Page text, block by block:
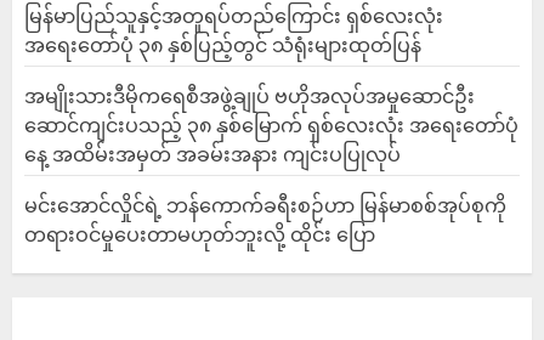
မြန်မာပြည်သူနှင့်အတူရပ်တည်ကြောင်း ရှစ်လေးလုံး
အရေးတော်ပုံ ၃၈ နှစ်ပြည့်တွင် သံရုံးများထုတ်ပြန်
အမျိုးသားဒီမိုကရေစီအဖွဲ့ချုပ် ဗဟိုအလုပ်အမှုဆောင်ဦး
ဆောင်ကျင်းပသည့် ၃၈ နှစ်မြောက် ရှစ်လေးလုံး အရေးတော်ပုံ
နေ့ အထိမ်းအမှတ် အခမ်းအနား ကျင်းပပြုလုပ်
မင်းအောင်လှိုင်ရဲ့ ဘန်ကောက်ခရီးစဉ်ဟာ မြန်မာစစ်အုပ်စုကို
တရားဝင်မှုပေးတာမဟုတ်ဘူးလို့ ထိုင်း ပြော